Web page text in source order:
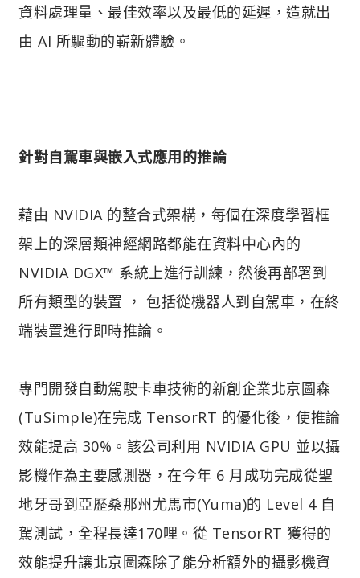
資料處理量、最佳效率以及最低的延遲，造就出
由 AI 所驅動的嶄新體驗。
針對自駕車與嵌入式應用的推論
藉由 NVIDIA 的整合式架構，每個在深度學習框
架上的深層類神經網路都能在資料中心內的
NVIDIA DGX™ 系統上進行訓練，然後再部署到
所有類型的裝置 ， 包括從機器人到自駕車，在終
端裝置進行即時推論。
專門開發自動駕駛卡車技術的新創企業北京圖森
(TuSimple)在完成 TensorRT 的優化後，使推論
效能提高 30%。該公司利用 NVIDIA GPU 並以攝
影機作為主要感測器，在今年 6 月成功完成從聖
地牙哥到亞歷桑那州尤馬市(Yuma)的 Level 4 自
駕測試，全程長達170哩。從 TensorRT 獲得的
效能提升讓北京圖森除了能分析額外的攝影機資